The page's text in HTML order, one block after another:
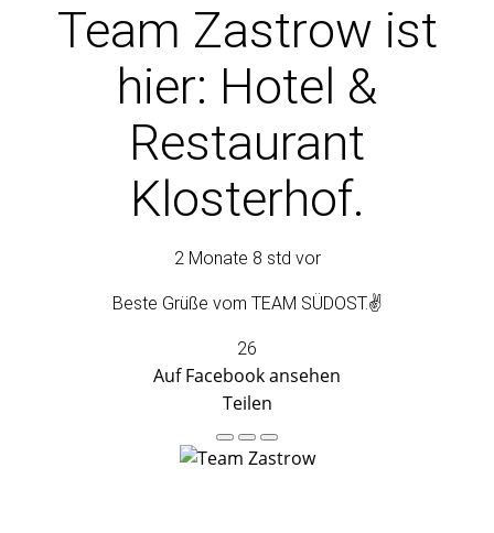
Team Zastrow ist
hier: Hotel &
Restaurant
Klosterhof.
2 Monate 8 std vor
Beste Grüße vom TEAM SÜDOST.✌️
26
Auf Facebook ansehen
Teilen